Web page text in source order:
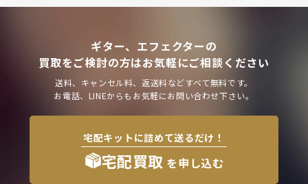
ギター、エフェクターの
買取をご検討の方はお気軽にご相談ください
送料、キャンセル料、返送料などすべて無料です。
お電話、LINEからもお気軽にお問い合わせ下さい。
宅配キットに詰めて送るだけ！
宅配買取 を申し込む